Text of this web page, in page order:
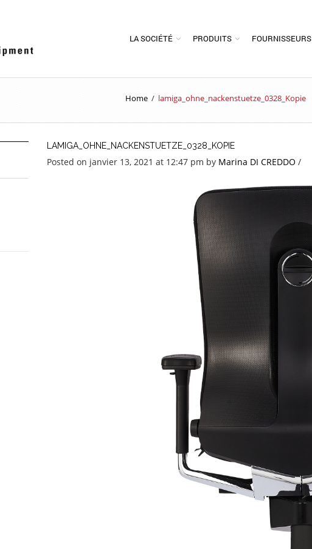
LA SOCIÉTÉ PRODUITS FOURNISSEURS
Home / lamiga_ohne_nackenstuetze_0328_Kopie
LAMIGA_OHNE_NACKENSTUETZE_0328_KOPIE
Posted on janvier 13, 2021 at 12:47 pm by Marina DI CREDDO /